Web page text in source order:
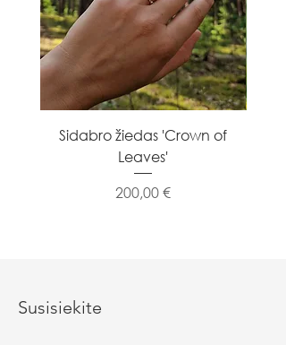
Sidabro žiedas 'Crown of
Leaves'
Kaina
200,00 €
Susisiekite